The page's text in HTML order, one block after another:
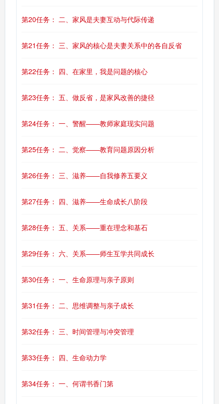
第20任务： 二、家风是夫妻互动与代际传递
第21任务： 三、家风的核心是夫妻关系中的各自反省
第22任务： 四、在家里，我是问题的核心
第23任务： 五、做反省，是家风改善的捷径
第24任务： 一、警醒——教师家庭现实问题
第25任务： 二、觉察——教育问题原因分析
第26任务： 三、滋养——自我修养五要义
第27任务： 四、滋养——生命成长八阶段
第28任务： 五、关系——重在理念和基石
第29任务： 六、关系——师生互学共同成长
第30任务： 一、生命原理与亲子原则
第31任务： 二、思维调整与亲子成长
第32任务： 三、时间管理与冲突管理
第33任务： 四、生命动力学
第34任务： 一、何谓书香门第